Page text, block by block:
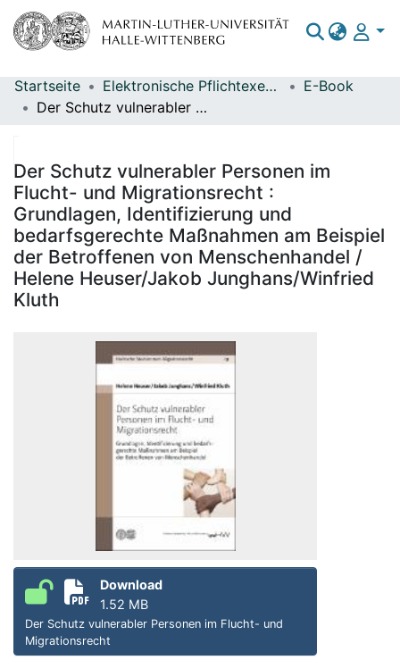
Bereiche & Sammlungen
Statistiken
Startseite Elektronische Pflichtexemplare
E-Book
Der Schutz vulnerabler Personen im Flucht- und Migrationsrecht : Grundlagen, Identifizierung und bedarfsgerechte Maßnahmen am Beispiel der Betroffenen von Menschenhandel / Helene Heuser/Jakob Junghans/Winfried Kluth
Der Schutz vulnerabler Personen im
Flucht- und Migrationsrecht :
Grundlagen, Identifizierung und
bedarfsgerechte Maßnahmen am Beispiel
der Betroffenen von Menschenhandel /
Helene Heuser/Jakob Junghans/Winfried
Kluth
Download
1.52 MB
Der Schutz vulnerabler Personen im Flucht- und
Migrationsrecht